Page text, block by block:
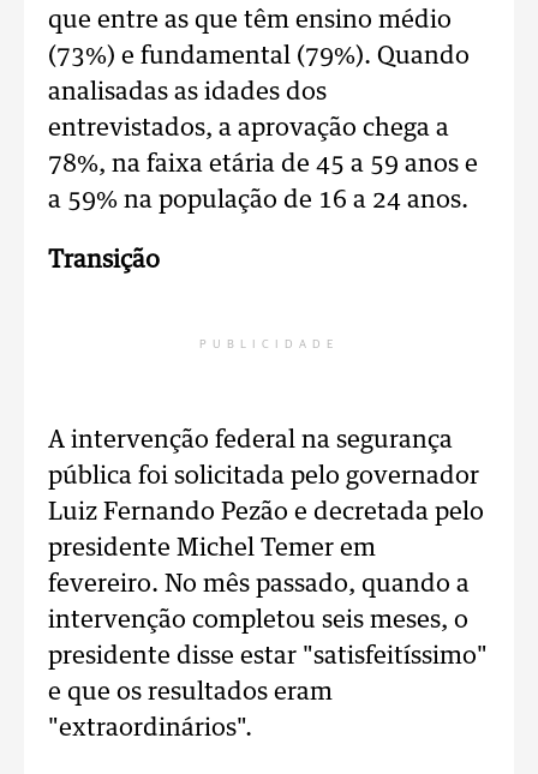
que entre as que têm ensino médio
(73%) e fundamental (79%). Quando
analisadas as idades dos
entrevistados, a aprovação chega a
78%, na faixa etária de 45 a 59 anos e
a 59% na população de 16 a 24 anos.
Transição
PUBLICIDADE
A intervenção federal na segurança
pública foi solicitada pelo governador
Luiz Fernando Pezão e decretada pelo
presidente Michel Temer em
fevereiro. No mês passado, quando a
intervenção completou seis meses, o
presidente disse estar "satisfeitíssimo"
e que os resultados eram
"extraordinários".